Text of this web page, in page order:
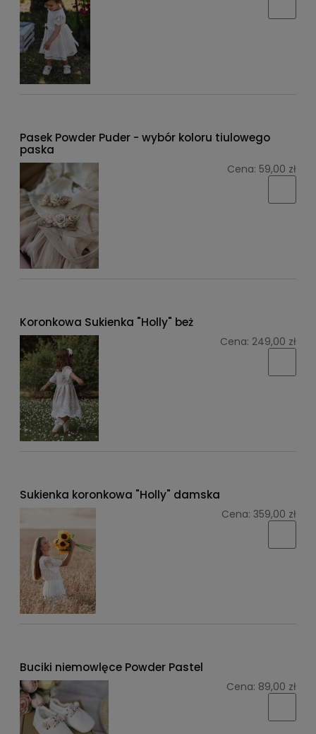
Pasek Powder Puder - wybór koloru tiulowego
paska
Cena: 59,00 zł
Koronkowa Sukienka "Holly" beż
Cena: 249,00 zł
Sukienka koronkowa "Holly" damska
Cena: 359,00 zł
Buciki niemowlęce Powder Pastel
Cena: 89,00 zł